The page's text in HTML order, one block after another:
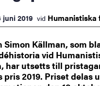
juni 2019 vid Humanistiska
Simon Källman, som
vid
har utsetts till
pris 2019. Priset delas